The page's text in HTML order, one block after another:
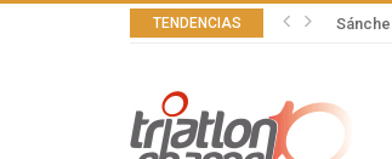
TENDENCIAS